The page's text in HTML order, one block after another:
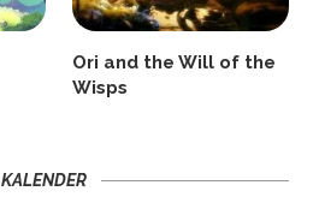
Ori and the Will of the
Wisps
KALENDER